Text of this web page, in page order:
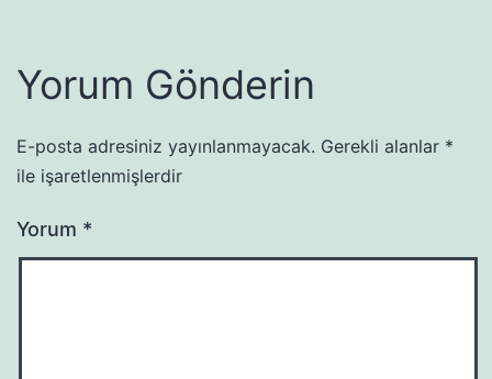
Yorum Gönderin
E-posta adresiniz yayınlanmayacak. Gerekli alanlar *
ile işaretlenmişlerdir
Yorum *